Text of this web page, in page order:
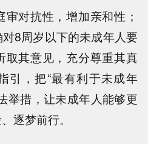
对抗性，增加亲和性；
8周岁以下的未成年人要
取其意见，充分尊重其真
，把“最有利于未成年
举措，让未成年人能够更
逐梦前行。